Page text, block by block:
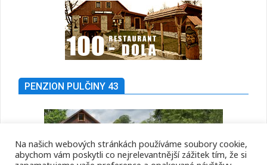
PENZION PULČINY 43
Na našich webových stránkách používáme soubory cookie,
abychom vám poskytli co nejrelevantnější zážitek tím, že si